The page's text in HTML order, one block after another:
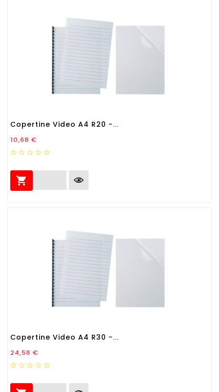
Copertine Video A4 R20 -...
Prezzo
10,68 €

Copertine Video A4 R30 -...
Prezzo
24,58 €